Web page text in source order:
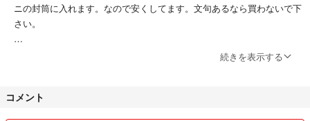
ニの封筒に入れます。なので安くしてます。文句あるなら買わないで下
さい。
※ブランド買取専門店で働いてます。使わない新品をお安く出品してま
続きを表示する
コメント